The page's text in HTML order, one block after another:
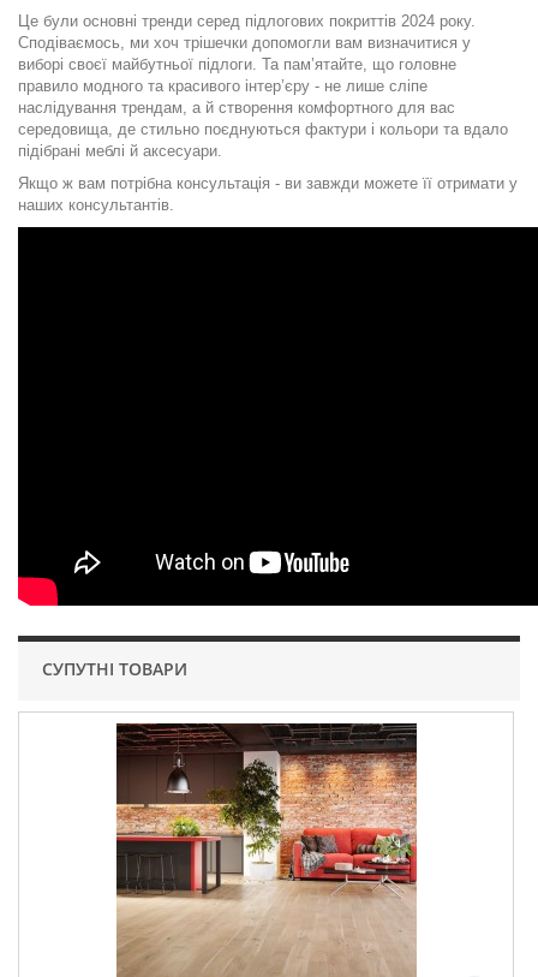
Це були основні тренди серед підлогових покриттів 2024 року.
Сподіваємось, ми хоч трішечки допомогли вам визначитися у
виборі своєї майбутньої підлоги. Та пам’ятайте, що головне
правило модного та красивого інтер’єру - не лише сліпе
наслідування трендам, а й створення комфортного для вас
середовища, де стильно поєднуються фактури і кольори та вдало
підібрані меблі й аксесуари.
Якщо ж вам потрібна консультація - ви завжди можете її отримати у
наших консультантів.
СУПУТНІ ТОВАРИ